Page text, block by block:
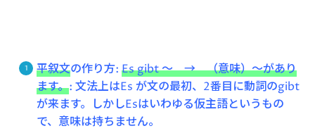
平叙文の作り方: Es gibt ～ → （意味）～があり
ます。: 文法上はEs が文の最初、2番目に動詞のgibt
が来ます。しかしEsはいわゆる仮主語というもの
で、意味は持ちません。